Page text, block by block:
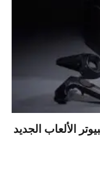
الألعاب الجديد